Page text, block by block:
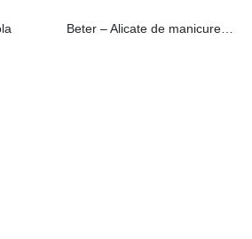
Beter – Alicate de manicure para peles articulado cromado